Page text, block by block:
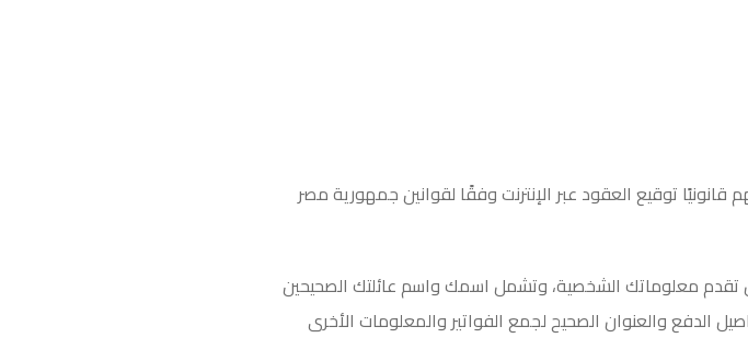
قانونيًا توقيع العقود عبر الإنترنت وفقًا لقوانين جمهورية مصر
تقدم معلوماتك الشخصية، وتشمل اسمك واسم عائلتك الصحيحين
الدفع والعنوان الصحيح لجمع الفواتير والمعلومات الأخرى